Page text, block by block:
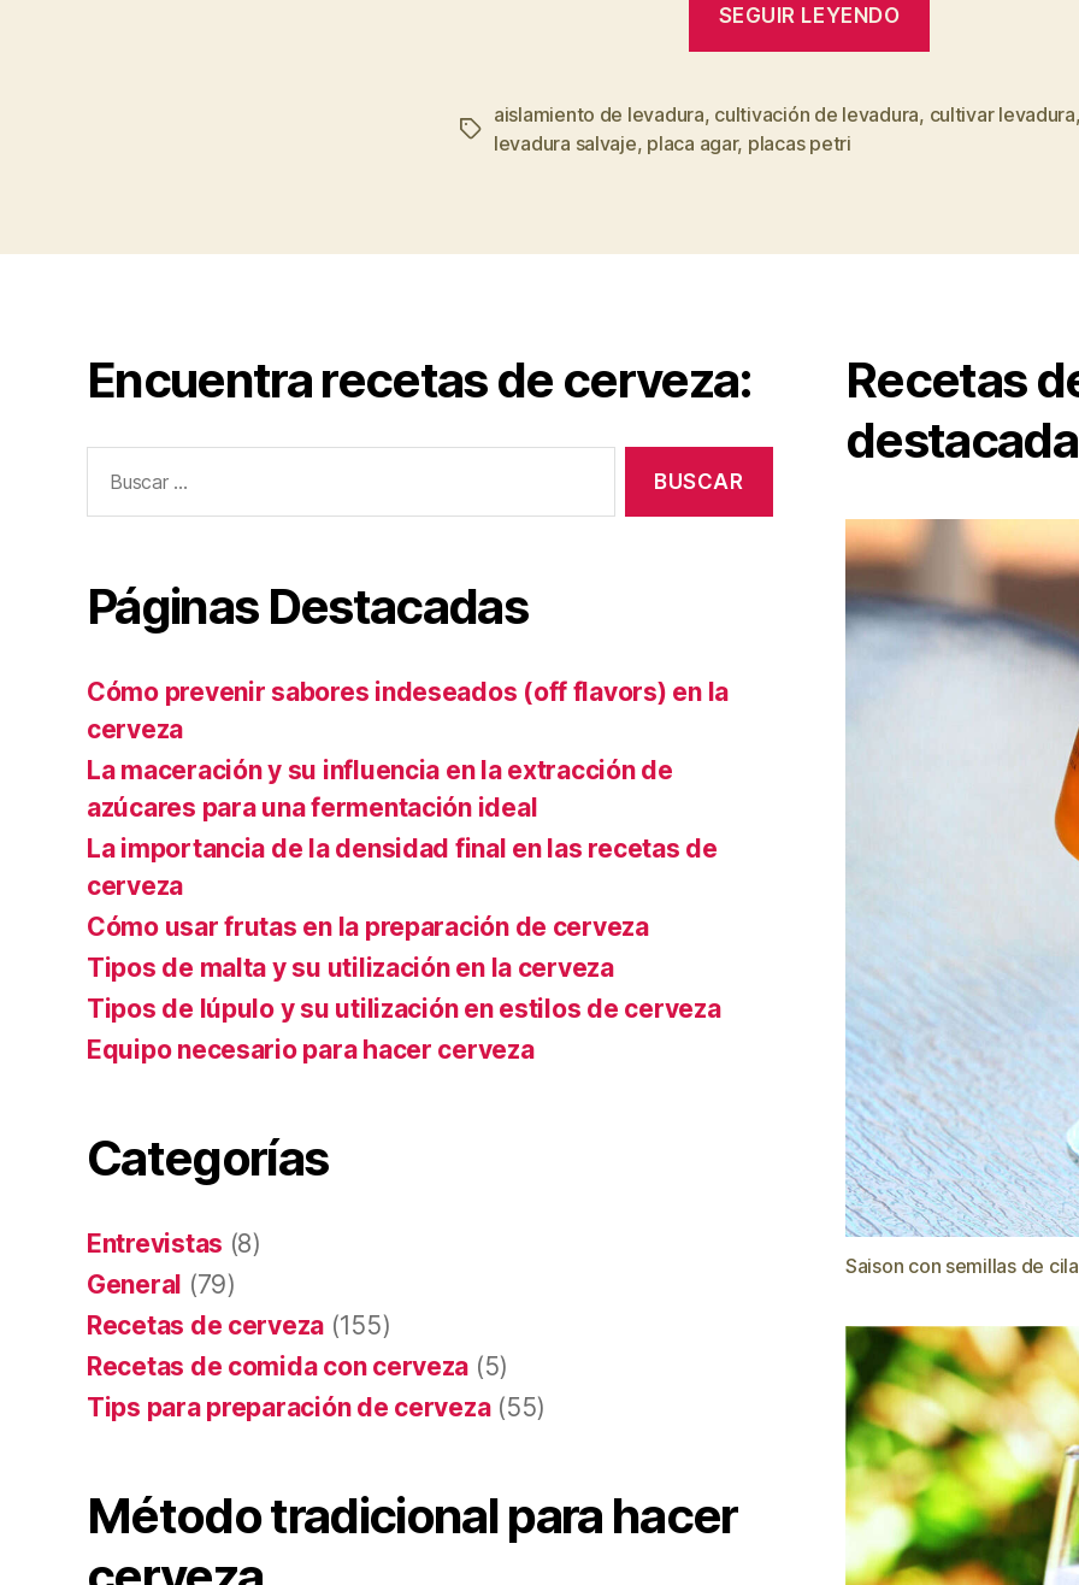
SEGUIR LEYENDO
almacenar
placas
agar-
Etiquetas
aislamiento de levadura, cultivación de levadura, cultivar levadura,
levadura salvaje, placa agar, placas petri
Encuentra recetas de cerveza:
Páginas Destacadas
Cómo prevenir sabores indeseados (off flavors) en la
cerveza
La maceración y su influencia en la extracción de
azúcares para una fermentación ideal
La importancia de la densidad final en las recetas de
cerveza
Cómo usar frutas en la preparación de cerveza
Tipos de malta y su utilización en la cerveza
Tipos de lúpulo y su utilización en estilos de cerveza
Equipo necesario para hacer cerveza
Categorías
Entrevistas (8)
General (79)
Recetas de cerveza (155)
Recetas de comida con cerveza (5)
Tips para preparación de cerveza(55)
Método tradicional para hacer
Recetas
Saison con semillas de